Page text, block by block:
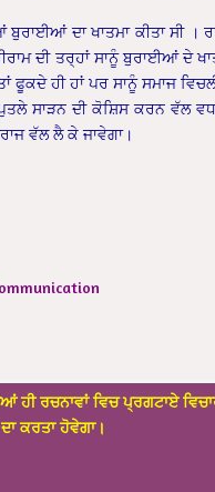
ਬੁਰਾਈਆਂ ਦਾ ਖਾਤਮਾ ਕੀਤਾ ਸੀ
ਦੀ ਤਰ੍ਹਾਂ ਸਾਨੂੰ ਬੁਰਾਈਆਂ
ਫੂਕਦੇ ਹੀ ਹਾਂ ਪਰ ਸਾਨੂੰ ਸਮਾਜ
ਸਾੜਨ ਦੀ ਕੋਸ਼ਿਸ ਕਰਨ ਵੱਲ
ਵੱਲ ਲੈ ਕੇ ਜਾਵੇਗਾ।
ਹੀ ਰਚਨਾਵਾਂ ਵਿਚ ਪ੍ਰਗਟਾਏ
ਕਰਤਾ ਹੋਵੇਗਾ।